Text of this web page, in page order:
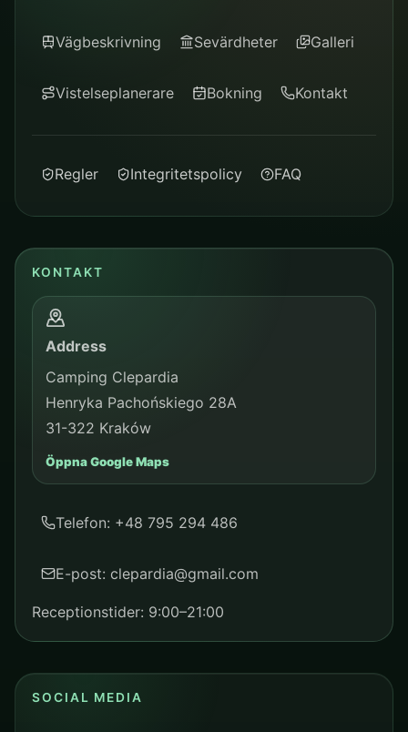
Vägbeskrivning Sevärdheter Galleri
Vistelseplanerare Bokning Kontakt
Regler Integritetspolicy FAQ
KONTAKT
Address
Camping Clepardia
Henryka Pachońskiego 28A
31-322 Kraków
Öppna Google Maps
Telefon: +48 795 294 486
E-post: clepardia@gmail.com
Receptionstider: 9:00–21:00
SOCIAL MEDIA